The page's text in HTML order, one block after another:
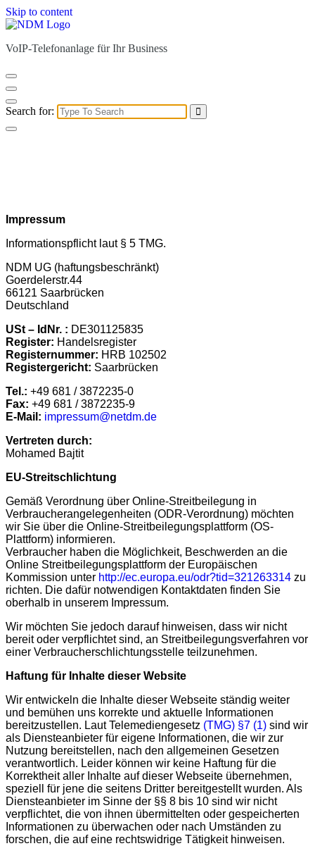
Skip to content
VoIP-Telefonanlage für Ihr Business
Search for:
Impressum
Informationspflicht laut § 5 TMG.
NDM UG (haftungsbeschränkt)
Goerdelerstr.44
66121 Saarbrücken
Deutschland
USt – IdNr. : DE301125835
Register: Handelsregister
Registernummer: HRB 102502
Registergericht: Saarbrücken
Tel.: +49 681 / 3872235-0
Fax: +49 681 / 3872235-9
E-Mail: impressum@netdm.de
Vertreten durch:
Mohamed Bajtit
EU-Streitschlichtung
Gemäß Verordnung über Online-Streitbeilegung in
Verbraucherangelegenheiten (ODR-Verordnung) möchten
wir Sie über die Online-Streitbeilegungsplattform (OS-
Plattform) informieren.
Verbraucher haben die Möglichkeit, Beschwerden an die
Online Streitbeilegungsplattform der Europäischen
Kommission unter http://ec.europa.eu/odr?tid=321263314 zu
richten. Die dafür notwendigen Kontaktdaten finden Sie
oberhalb in unserem Impressum.
Wir möchten Sie jedoch darauf hinweisen, dass wir nicht
bereit oder verpflichtet sind, an Streitbeilegungsverfahren vor
einer Verbraucherschlichtungsstelle teilzunehmen.
Haftung für Inhalte dieser Website
Wir entwickeln die Inhalte dieser Webseite ständig weiter
und bemühen uns korrekte und aktuelle Informationen
bereitzustellen. Laut Telemediengesetz (TMG) §7 (1) sind wir
als Diensteanbieter für eigene Informationen, die wir zur
Nutzung bereitstellen, nach den allgemeinen Gesetzen
verantwortlich. Leider können wir keine Haftung für die
Korrektheit aller Inhalte auf dieser Webseite übernehmen,
speziell für jene die seitens Dritter bereitgestellt wurden. Als
Diensteanbieter im Sinne der §§ 8 bis 10 sind wir nicht
verpflichtet, die von ihnen übermittelten oder gespeicherten
Informationen zu überwachen oder nach Umständen zu
forschen, die auf eine rechtswidrige Tätigkeit hinweisen.